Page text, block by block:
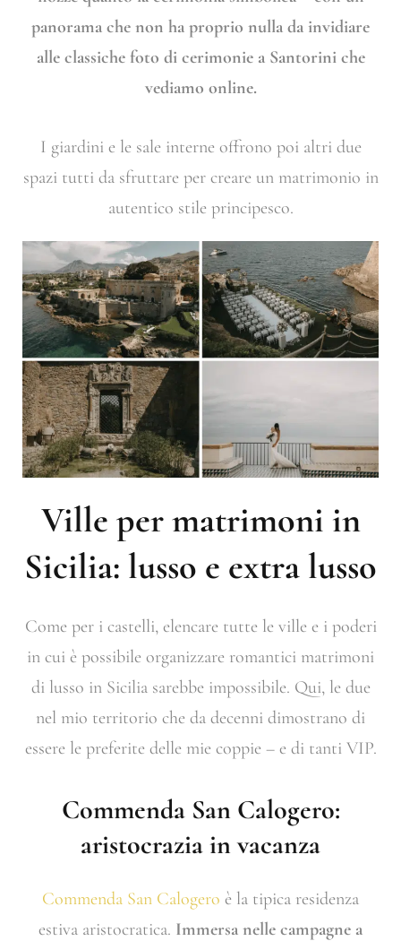
panorama che non ha proprio nulla da invidiare
alle classiche foto di cerimonie a Santorini che
vediamo online.
I giardini e le sale interne offrono poi altri due
spazi tutti da sfruttare per creare un matrimonio in
autentico stile principesco.
Ville per matrimoni in
Sicilia: lusso e extra lusso
Come per i castelli, elencare tutte le ville e i poderi
in cui è possibile organizzare romantici matrimoni
di lusso in Sicilia sarebbe impossibile. Qui, le due
nel mio territorio che da decenni dimostrano di
essere le preferite delle mie coppie – e di tanti VIP.
Commenda San Calogero:
aristocrazia in vacanza
Commenda San Calogero è la tipica residenza
estiva aristocratica. Immersa nelle campagne a